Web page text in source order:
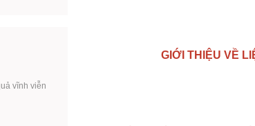
vĩnh viễn
GIỚI THIỆU VỀ